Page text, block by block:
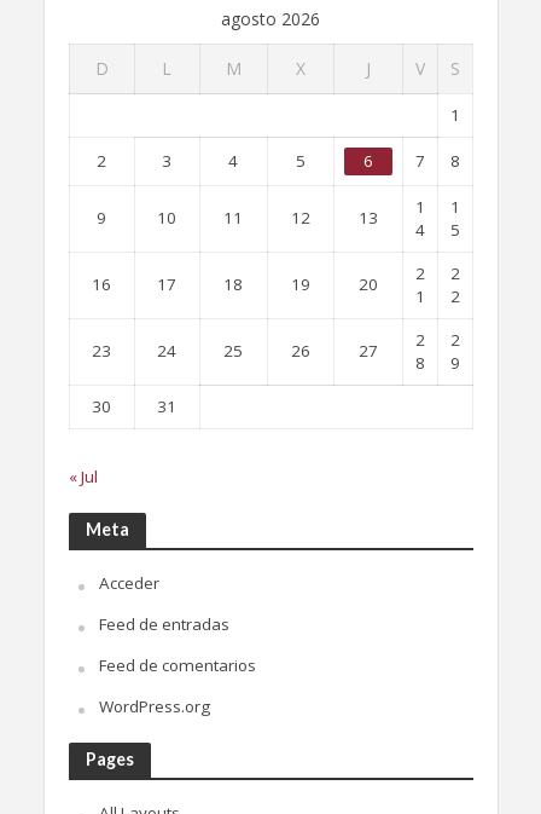
agosto 2026
D L M X J V S
1
2 3 4 5 6 7 8
9 10 11 12 13
1
4
1
5
16 17 18 19 20
2
1
2
2
23 24 25 26 27
2
8
2
9
30
31
« Jul
Meta
Acceder
Feed de entradas
Feed de comentarios
WordPress.org
Pages